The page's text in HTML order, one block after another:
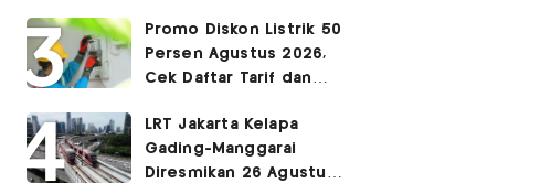
Promo Diskon Listrik 50
Persen Agustus 2026,
Cek Daftar Tarif dan
LRT Jakarta Kelapa
Gading-Manggarai
Diresmikan 26 Agustus